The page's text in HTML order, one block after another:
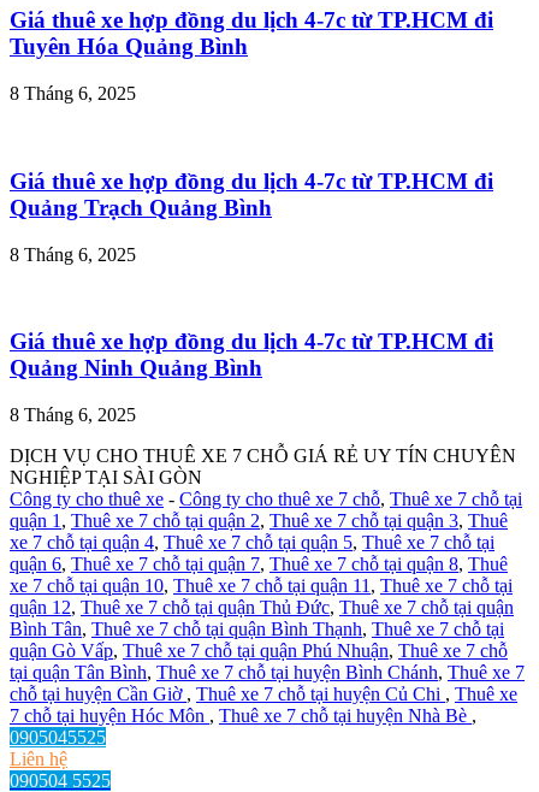
Giá thuê xe hợp đồng du lịch 4-7c từ TP.HCM đi
Tuyên Hóa Quảng Bình
8 Tháng 6, 2025
Giá thuê xe hợp đồng du lịch 4-7c từ TP.HCM đi
Quảng Trạch Quảng Bình
8 Tháng 6, 2025
Giá thuê xe hợp đồng du lịch 4-7c từ TP.HCM đi
Quảng Ninh Quảng Bình
8 Tháng 6, 2025
DỊCH VỤ CHO THUÊ XE 7 CHỖ GIÁ RẺ UY TÍN CHUYÊN
NGHIỆP TẠI SÀI GÒN
Công ty cho thuê xe - Công ty cho thuê xe 7 chỗ, Thuê xe 7 chỗ tại
quận 1 , Thuê xe 7 chỗ tại quận 2, Thuê xe 7 chỗ tại quận 3, Thuê
xe 7 chỗ tại quận 4, Thuê xe 7 chỗ tại quận 5, Thuê xe 7 chỗ tại
quận 6, Thuê xe 7 chỗ tại quận 7, Thuê xe 7 chỗ tại quận 8, Thuê
xe 7 chỗ tại quận 10, Thuê xe 7 chỗ tại quận 11 , Thuê xe 7 chỗ tại
quận 12, Thuê xe 7 chỗ tại quận Thủ Đức, Thuê xe 7 chỗ tại quận
Bình Tân, Thuê xe 7 chỗ tại quận Bình Thạnh, Thuê xe 7 chỗ tại
quận Gò Vấp, Thuê xe 7 chỗ tại quận Phú Nhuận, Thuê xe 7 chỗ
tại quận Tân Bình, Thuê xe 7 chỗ tại huyện Bình Chánh, Thuê xe 7
chỗ tại huyện Cần Giờ , Thuê xe 7 chỗ tại huyện Củ Chi , Thuê xe
7 chỗ tại huyện Hóc Môn , Thuê xe 7 chỗ tại huyện Nhà Bè ,
0905045525
Liên hệ
090504 5525